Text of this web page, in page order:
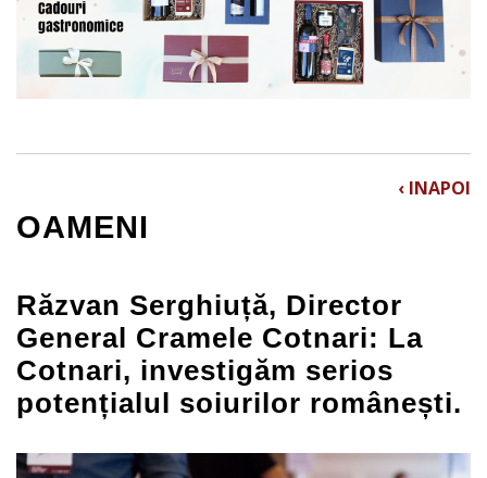
OAMENI
Răzvan Serghiuță, Director
General Cramele Cotnari: La
Cotnari, investigăm serios
potențialul soiurilor românești.
‹ INAPOI